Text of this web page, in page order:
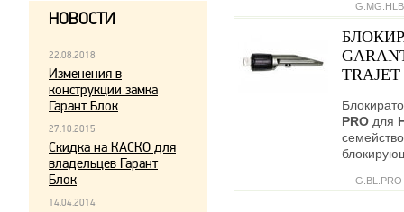
TRAJET
PRO для
G.BL.PRO
НОВОСТИ
22.08.2018
Изменения в
конструкции замка
Гарант Блок
27.10.2015
Скидка на КАСКО для
владельцев Гарант
Блок
14.04.2014